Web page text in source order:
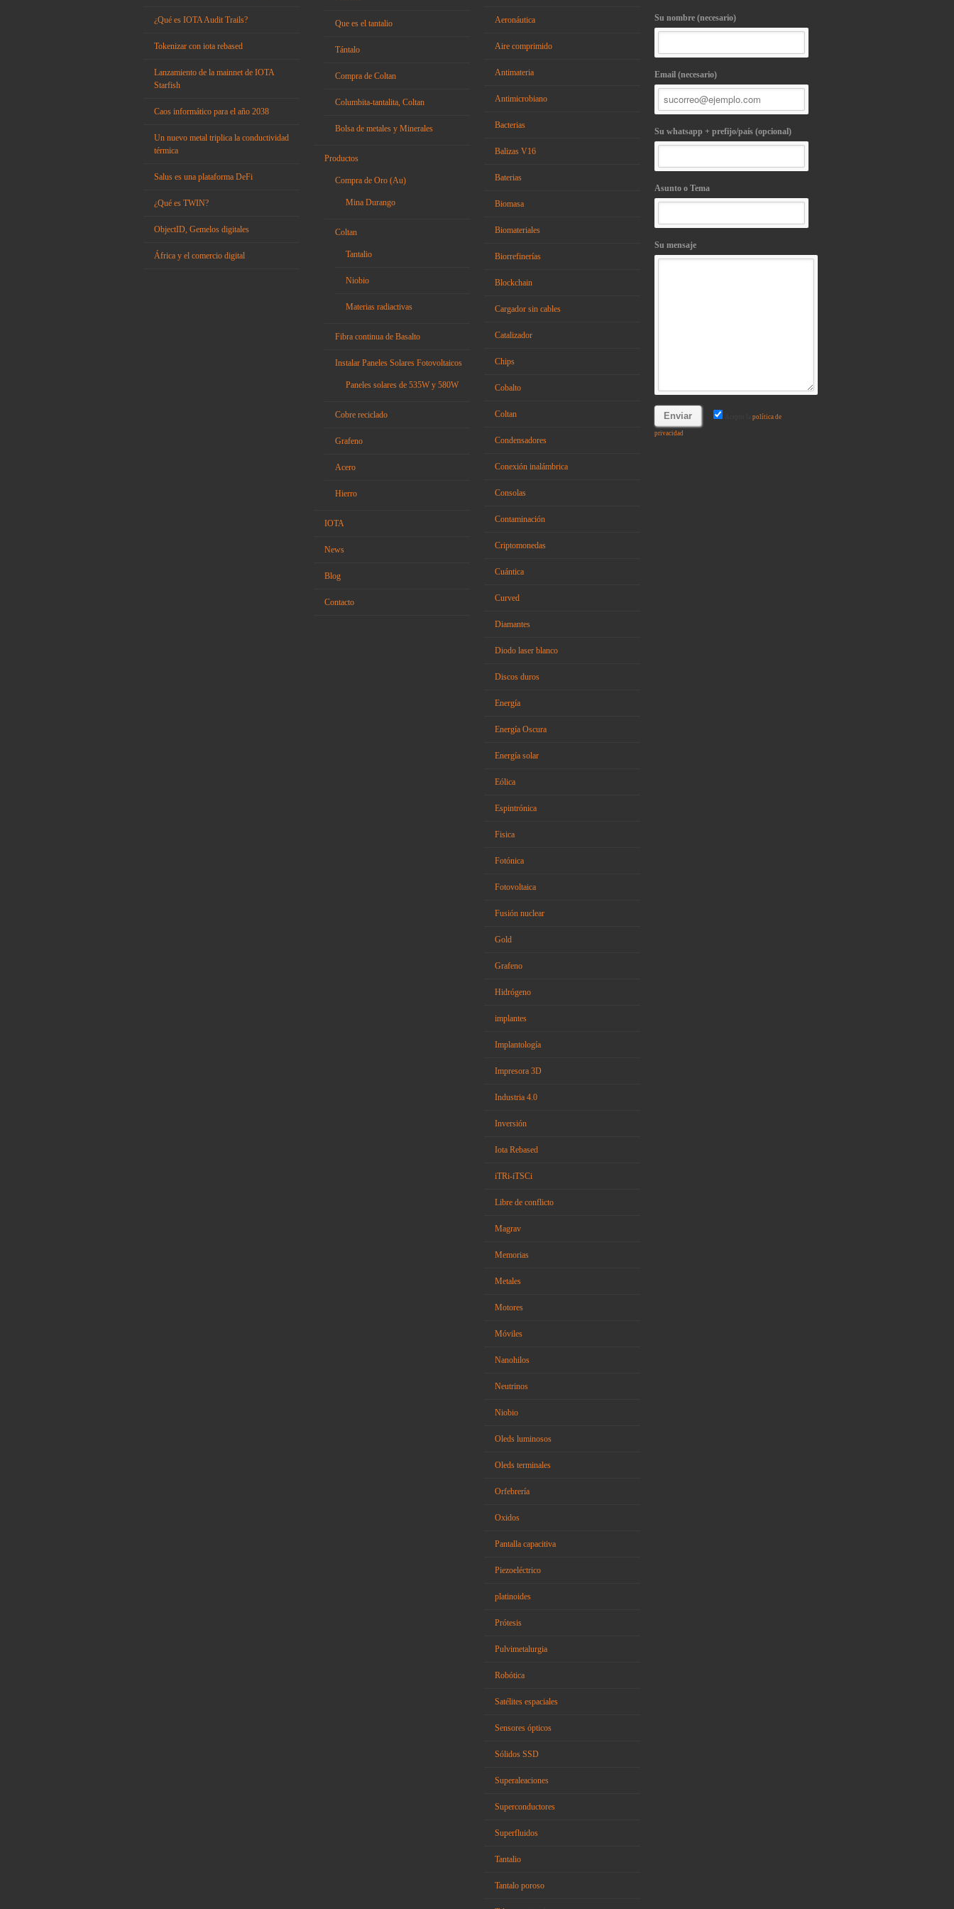
¿Qué es IOTA Audit Trails?
Tokenizar con iota rebased
Lanzamiento de la mainnet de IOTA
Starfish
Caos informático para el año 2038
Un nuevo metal triplica la conductividad
térmica
Salus es una plataforma DeFi
¿Qué es TWIN?
ObjectID, Gemelos digitales
África y el comercio digital
Que es el tantalio
Tántalo
Compra de Coltan
Columbita-tantalita, Coltan
Bolsa de metales y Minerales
Productos
Compra de Oro (Au)
Mina Durango
Coltan
Tantalio
Niobio
Materias radiactivas
Fibra continua de Basalto
Instalar Paneles Solares Fotovoltaicos
Paneles solares de 535W y 580W
Cobre reciclado
Grafeno
Acero
Hierro
IOTA
News
Blog
Contacto
Aeronáutica
Aire comprimido
Antimateria
Antimicrobiano
Bacterias
Balizas V16
Baterias
Biomasa
Biomateriales
Biorrefinerías
Blockchain
Cargador sin cables
Catalizador
Chips
Cobalto
Coltan
Condensadores
Conexión inalámbrica
Consolas
Contaminación
Criptomonedas
Cuántica
Curved
Diamantes
Diodo laser blanco
Discos duros
Energía
Energía Oscura
Energía solar
Eólica
Espintrónica
Fisica
Fotónica
Fotovoltaica
Fusión nuclear
Gold
Grafeno
Hidrógeno
implantes
Implantología
Impresora 3D
Industria 4.0
Inversión
Iota Rebased
iTRi-iTSCi
Libre de conflicto
Magrav
Memorias
Metales
Motores
Móviles
Nanohilos
Neutrinos
Niobio
Oleds luminosos
Oleds terminales
Orfebrería
Oxidos
Pantalla capacitiva
Piezoeléctrico
platinoides
Prótesis
Pulvimetalurgia
Robótica
Satélites espaciales
Sensores ópticos
Sólidos SSD
Superaleaciones
Superconductores
Superfluidos
Tantalio
Tantalo poroso
Su nombre (necesario)
Email (necesario)
Su whatsapp + prefijo/país (opcional)
Asunto o Tema
Su mensaje
política de
privacidad